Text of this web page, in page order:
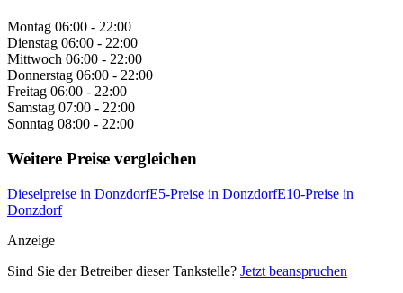
Montag 06:00 - 22:00
Dienstag 06:00 - 22:00
Mittwoch 06:00 - 22:00
Donnerstag 06:00 - 22:00
Freitag 06:00 - 22:00
Samstag 07:00 - 22:00
Sonntag 08:00 - 22:00
Weitere Preise vergleichen
Dieselpreise in DonzdorfE5-Preise in DonzdorfE10-Preise in
Donzdorf
Anzeige
Sind Sie der Betreiber dieser Tankstelle? Jetzt beanspruchen